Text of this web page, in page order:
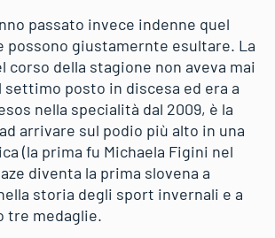
passato invece indenne quel
possono giustamernte esultare. La
corso della stagione non aveva mai
posto in discesa ed era a
nella specialità dal 2009, è la
arrivare sul podio più alto in una
(la prima fu Michaela Figini nel
diventa la prima slovena a
storia degli sport invernali e a
tre medaglie.